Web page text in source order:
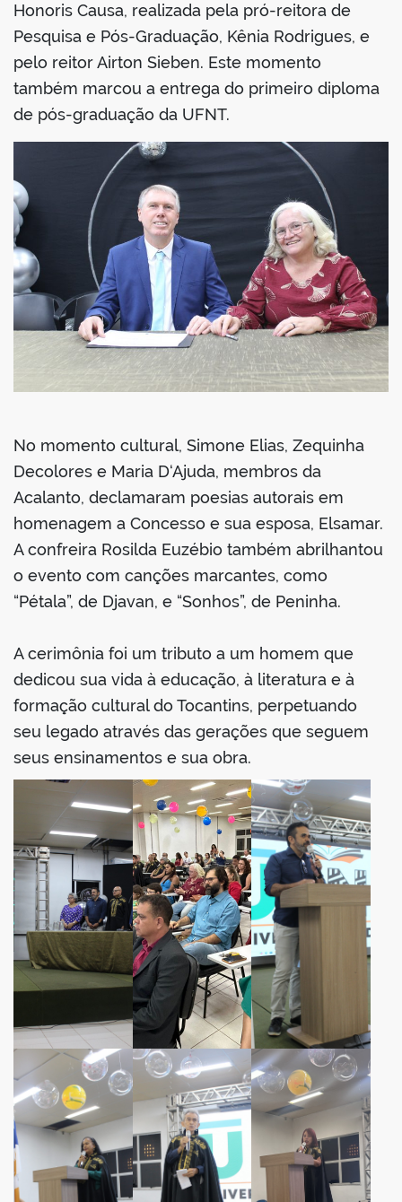
Honoris Causa, realizada pela pró-reitora de
Pesquisa e Pós-Graduação, Kênia Rodrigues, e
pelo reitor Airton Sieben. Este momento
também marcou a entrega do primeiro diploma
de pós-graduação da UFNT.
No momento cultural, Simone Elias, Zequinha
Decolores e Maria D‘Ajuda, membros da
Acalanto, declamaram poesias autorais em
homenagem a Concesso e sua esposa, Elsamar.
A confreira Rosilda Euzébio também abrilhantou
o evento com canções marcantes, como
“Pétala”, de Djavan, e “Sonhos”, de Peninha.
A cerimônia foi um tributo a um homem que
dedicou sua vida à educação, à literatura e à
formação cultural do Tocantins, perpetuando
seu legado através das gerações que seguem
seus ensinamentos e sua obra.